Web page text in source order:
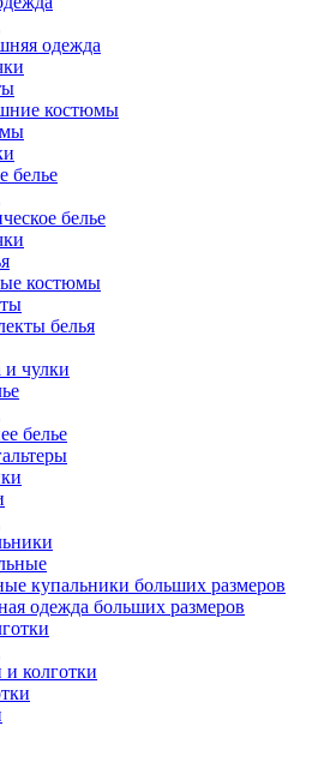
одежда
костюмы
белье
белье
костюмы
белья
и чулки
белье
купальники больших размеров
одежда больших размеров
и колготки